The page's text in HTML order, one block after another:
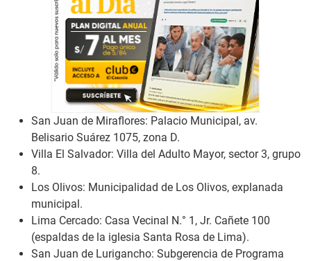
San Juan de Miraflores: Palacio Municipal, av.
Belisario Suárez 1075, zona D.
Villa El Salvador: Villa del Adulto Mayor, sector 3, grupo
8.
Los Olivos: Municipalidad de Los Olivos, explanada
municipal.
Lima Cercado: Casa Vecinal N.° 1, Jr. Cañete 100
(espaldas de la iglesia Santa Rosa de Lima).
San Juan de Lurigancho: Subgerencia de Programa